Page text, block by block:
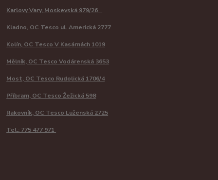
Karlovy Vary, Moskevská 979/26
Kladno, OC Tesco ul. Americká 2777
Kolín, OC Tesco V Kasárnách 1019
Mělník, OC Tesco Vodárenská 3653
Most, OC Tesco Rudolická 1706/4
Příbram, OC Tesco Žežická 598
Rakovník, OC Tesco Luženská 2725
Tel.: 775 477 971